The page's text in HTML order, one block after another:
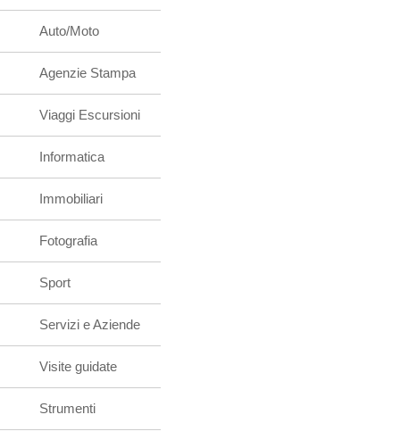
Auto/Moto
Agenzie Stampa
Viaggi Escursioni
Informatica
Immobiliari
Fotografia
Sport
Servizi e Aziende
Visite guidate
Strumenti